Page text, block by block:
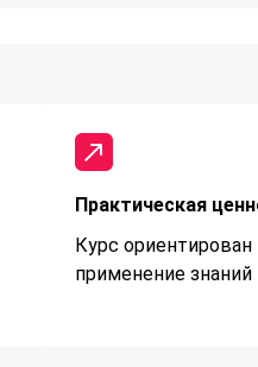
Практическая
Курс ориентирован
применение знаний